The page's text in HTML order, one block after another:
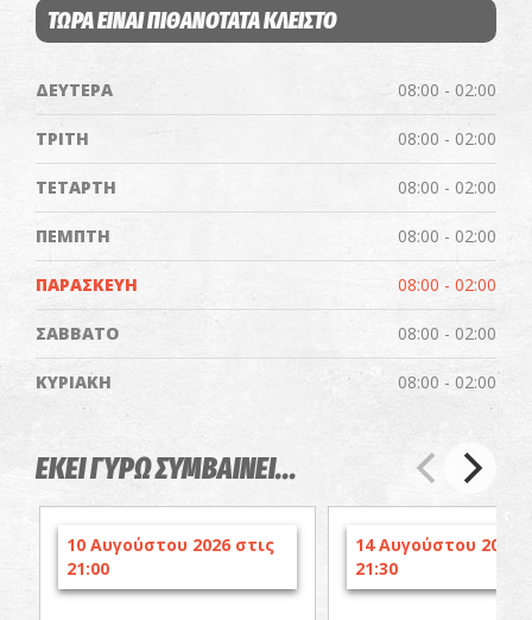
ΤΩΡΑ ΕΙΝΑΙ ΠΙΘΑΝΟΤΑΤΑ ΚΛΕΙΣΤΟ
ΔΕΥΤΕΡΑ 08:00 - 02:00
ΤΡΙΤΗ 08:00 - 02:00
ΤΕΤΑΡΤΗ 08:00 - 02:00
ΠΕΜΠΤΗ 08:00 - 02:00
ΠΑΡΑΣΚΕΥΗ 08:00 - 02:00
ΣΑΒΒΑΤΟ 08:00 - 02:00
ΚΥΡΙΑΚΗ 08:00 - 02:00
ΕΚΕΙ ΓΥΡΩ ΣΥΜΒΑΙΝΕΙ...
10 Αυγούστου 2026 στις
21:00
14 Αυγούστου 2026
21:30